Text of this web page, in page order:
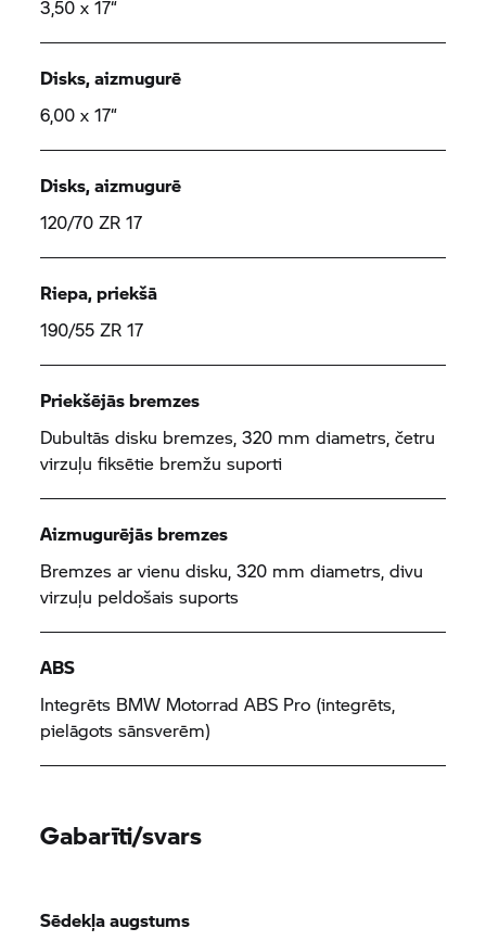
3,50 x 17“
Disks, aizmugurē
6,00 x 17“
Disks, aizmugurē
120/70 ZR 17
Riepa, priekšā
190/55 ZR 17
Priekšējās bremzes
Dubultās disku bremzes, 320 mm diametrs, četru
virzuļu fiksētie bremžu suporti
Aizmugurējās bremzes
Bremzes ar vienu disku, 320 mm diametrs, divu
virzuļu peldošais suports
ABS
Integrēts BMW Motorrad ABS Pro (integrēts,
pielāgots sānsverēm)
Gabarīti/svars
Sēdekļa augstums